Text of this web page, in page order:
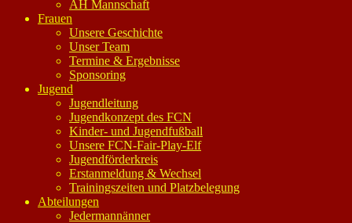
AH Mannschaft
Frauen
Unsere Geschichte
Unser Team
Termine & Ergebnisse
Sponsoring
Jugend
Jugendleitung
Jugendkonzept des FCN
Kinder- und Jugendfußball
Unsere FCN-Fair-Play-Elf
Jugendförderkreis
Erstanmeldung & Wechsel
Trainingszeiten und Platzbelegung
Abteilungen
Jedermannänner